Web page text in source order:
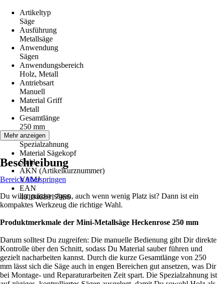
Artikeltyp
Säge
Ausführung
Metallsäge
Anwendung
Sägen
Anwendungsbereich
Holz, Metall
Antriebsart
Manuell
Material Griff
Metall
Gesamtlänge
250 mm
Zahnung
Spezialzahnung
Material Sägekopf
Stahl
AKN (Artikelkurznummer)
VAMJ
EAN
4010468017966
Mehr anzeigen
Beschreibung
Bereich überspringen
Du willst präzise sägen, auch wenn wenig Platz ist? Dann ist ein
kompaktes Werkzeug die richtige Wahl.
Produktmerkmale der Mini-Metallsäge Heckenrose 250 mm
Darum solltest Du zugreifen: Die manuelle Bedienung gibt Dir direkte
Kontrolle über den Schnitt, sodass Du Material sauber führen und
gezielt nacharbeiten kannst. Durch die kurze Gesamtlänge von 250
mm lässt sich die Säge auch in engen Bereichen gut ansetzen, was Dir
bei Montage- und Reparaturarbeiten Zeit spart. Die Spezialzahnung ist